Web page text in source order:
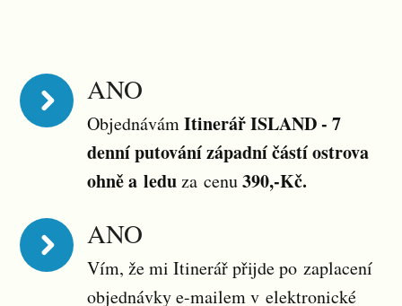
ANO
ObjednávámItinerář ISLAND - 7
denní putování západní částí ostrova
ohně a leduza cenu390,-Kč.
ANO
Vím, že mi Itinerář přijde po zaplacení
objednávky e-mailem v elektronické